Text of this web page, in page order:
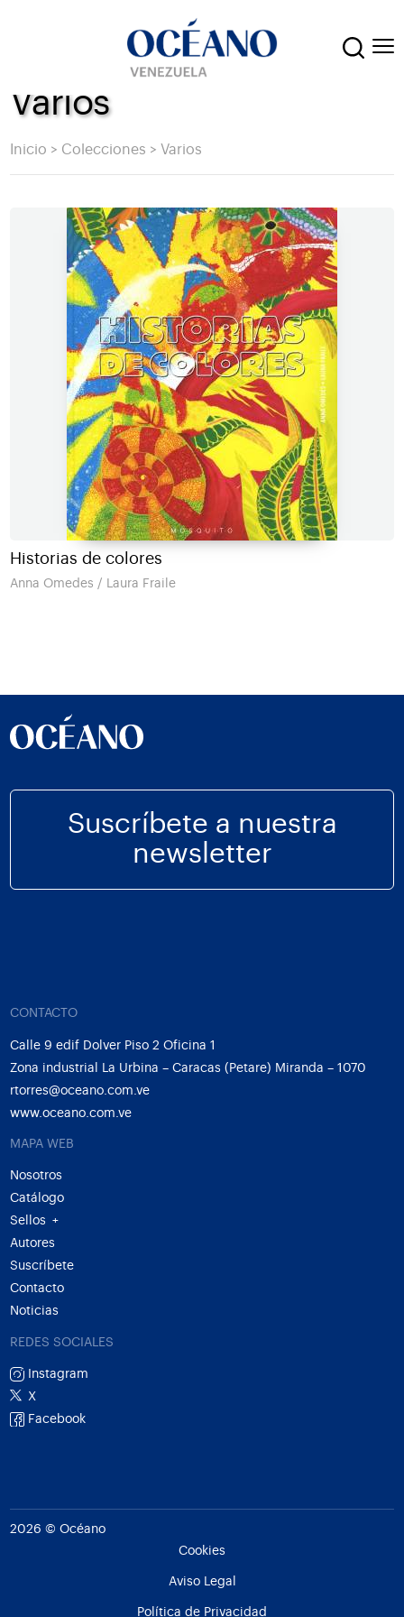
Varios
Inicio > Colecciones > Varios
Historias de colores
Anna Omedes / Laura Fraile
Suscríbete a nuestra
newsletter
CONTACTO
Calle 9 edif Dolver Piso 2 Oficina 1
Zona industrial La Urbina – Caracas (Petare) Miranda – 1070
rtorres@oceano.com.ve
www.oceano.com.ve
MAPA WEB
Nosotros
Catálogo
Sellos
+
Autores
Suscríbete
Contacto
Noticias
REDES SOCIALES
Instagram
X
Facebook
2026 © Océano
Cookies
Aviso Legal
Política de Privacidad